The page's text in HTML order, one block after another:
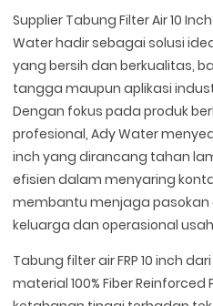
Supplier Tabung Filter Air 10
Water hadir sebagai solusi
yang bersih dan berkualitas,
tangga maupun aplikasi
Dengan fokus pada produk
profesional, Ady Water
inch yang dirancang tahan
efisien dalam menyaring
membantu menjaga pasokan
keluarga dan operasional
Tabung filter air FRP 10 inch
material 100% Fiber